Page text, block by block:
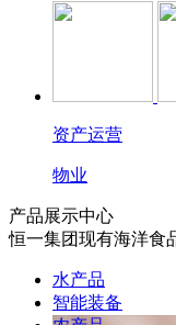
资产运营
物业
产品展示中心
恒一集团现有海洋食
水产品
智能装备